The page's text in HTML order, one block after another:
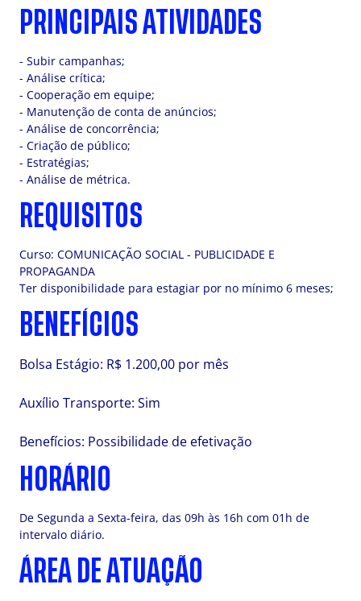
PRINCIPAIS ATIVIDADES
- Subir campanhas;
- Análise crítica;
- Cooperação em equipe;
- Manutenção de conta de anúncios;
- Análise de concorrência;
- Criação de público;
- Estratégias;
- Análise de métrica.
REQUISITOS
Curso: COMUNICAÇÃO SOCIAL - PUBLICIDADE E
PROPAGANDA
Ter disponibilidade para estagiar por no mínimo 6 meses;
BENEFÍCIOS
Bolsa Estágio: R$ 1.200,00 por mês
Auxílio Transporte: Sim
Benefícios: Possibilidade de efetivação
HORÁRIO
De Segunda a Sexta-feira, das 09h às 16h com 01h de
intervalo diário.
ÁREA DE ATUAÇÃO